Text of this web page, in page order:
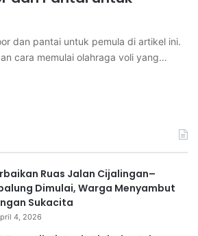
dan pantai untuk pemula di artikel ini.
cara memulai olahraga voli yang…
Ruas Jalan Cijalingan–
Dimulai, Warga Menyambut
Sukacita
4, 2026